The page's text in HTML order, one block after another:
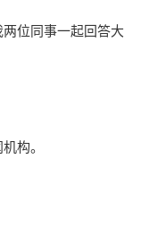
位同事一起回答大
构。